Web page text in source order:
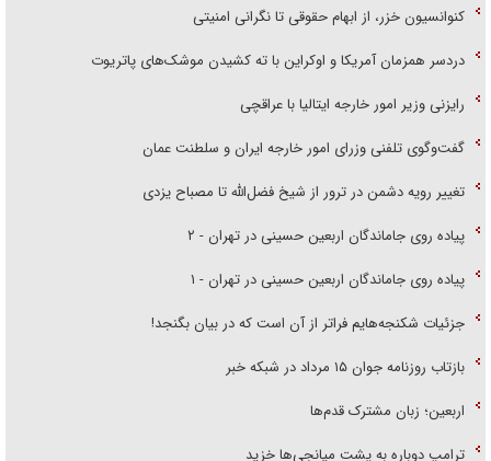
کنوانسیون خزر، از ابهام حقوقی تا نگرانی امنیتی
دردسر همزمان آمریکا و اوکراین با ته کشیدن موشک‌های پاتریوت
رایزنی وزیر امور خارجه ایتالیا با عراقچی
گفت‌وگوی تلفنی وزرای امور خارجه ایران و سلطنت عمان
تغییر رویه دشمن در ترور از شیخ فضل‌الله تا مصباح یزدی
پیاده روی جاماندگان اربعین حسینی در تهران - ۲
پیاده روی جاماندگان اربعین حسینی در تهران - ۱
جزئیات شکنجه‌هایم فراتر از آن است که در بیان بگنجد!
بازتاب روزنامه جوان ۱۵ مرداد در شبکه خبر
اربعین؛ زبان مشترک قدم‌ها
ترامپ دوباره به پشت میانجی‌ها خزید